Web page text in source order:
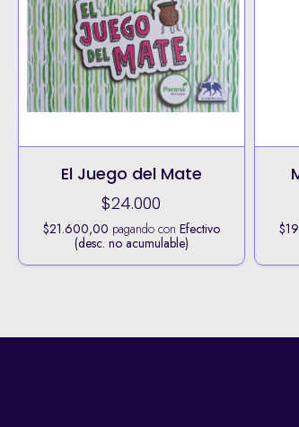
El Juego del Mate
$24.000
$21.600,00 pagando con Efectivo
(desc. no acumulable)